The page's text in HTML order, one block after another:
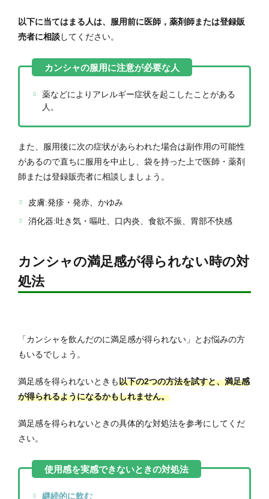
以下に当てはまる人は、服用前に医師，薬剤師または登録販
売者に相談してください。
薬などによりアレルギー症状を起こしたことがある
人。
また、服用後に次の症状があらわれた場合は副作用の可能性
があるので直ちに服用を中止し、袋を持った上で医師・薬剤
師または登録販売者に相談しましょう。
皮膚:発疹・発赤、かゆみ
消化器:吐き気・嘔吐、口内炎、食欲不振、胃部不快感
カンシャの満足感が得られない時の対
処法
「カンシャを飲んだのに満足感が得られない」とお悩みの方
もいるでしょう。
満足感を得られないときも以下の2つの方法を試すと、満足感
が得られるようになるかもしれません。
満足感を得られないときの具体的な対処法を参考にしてくだ
さい。
継続的に飲む